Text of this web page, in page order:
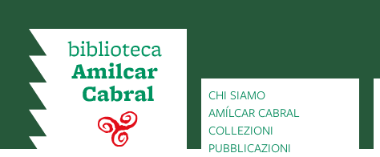
CHI SIAMO
AMÍLCAR CABRAL
COLLEZIONI
PUBBLICAZIONI